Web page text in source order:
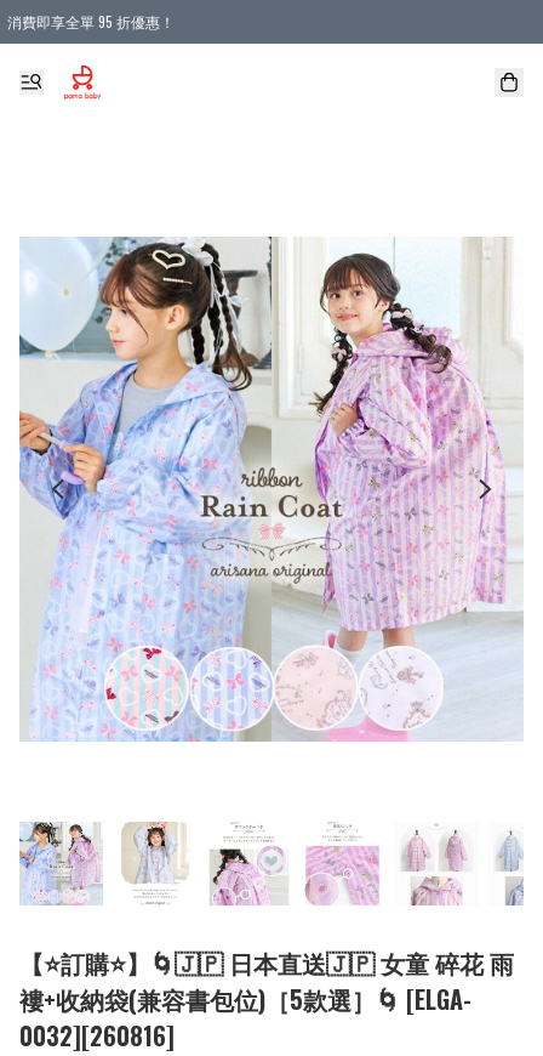
消費即享全單 95 折優惠！
購物滿 HKD 900.00即享免運費優惠！（適用於 本地送貨、本地取貨 )
【⭐訂購⭐】🌀🇯🇵 日本直送🇯🇵 女童 碎花 雨
褸+收納袋(兼容書包位)［5款選］🌀 [ELGA-
0032][260816]